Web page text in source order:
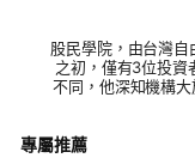
股民學院，由台灣
之初，僅有3位投資
不同，他深知機構
場的投資現狀，十年
專屬推薦